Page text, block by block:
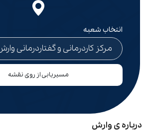
درباره ی وارش
انتخاب شعبه
مسیریابی از روی نقشه